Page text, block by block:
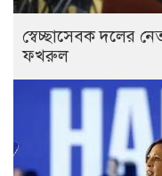
স্বেচ্ছাসেবক দলের
ফখরুল